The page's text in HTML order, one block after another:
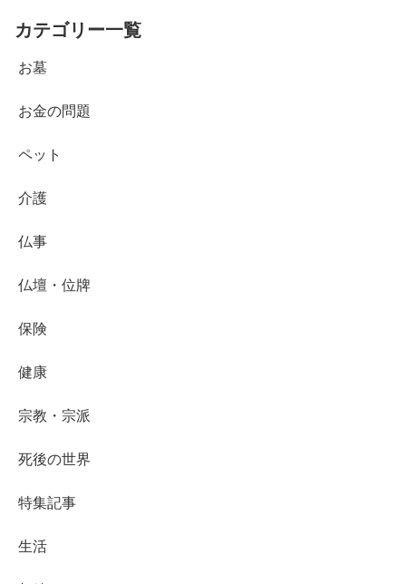
カテゴリー一覧
お墓
お金の問題
ペット
介護
仏事
仏壇・位牌
保険
健康
宗教・宗派
死後の世界
特集記事
生活